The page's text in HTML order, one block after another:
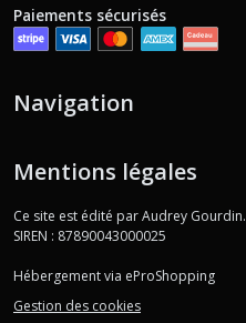
Paiements sécurisés
Navigation
Mentions légales
Ce site est édité par Audrey Gourdin.
SIREN : 87890043000025
Hébergement via eProShopping
Gestion des cookies